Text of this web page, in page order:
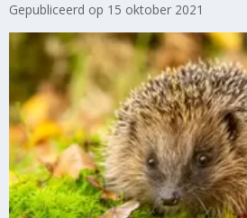
Gepubliceerd op 15 oktober 2021